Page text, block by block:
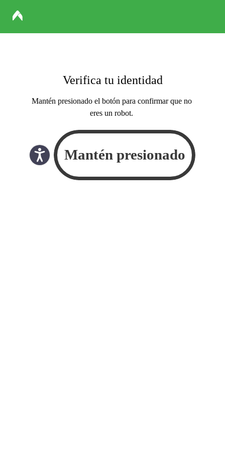
Verifica tu identidad
Mantén presionado el botón para confirmar que no
eres un robot.